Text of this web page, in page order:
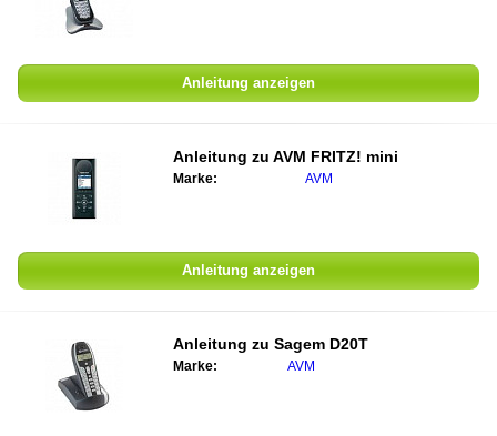
Anleitung anzeigen
Anleitung zu AVM FRITZ! mini
Marke: AVM
Anleitung anzeigen
Anleitung zu Sagem D20T
Marke: AVM